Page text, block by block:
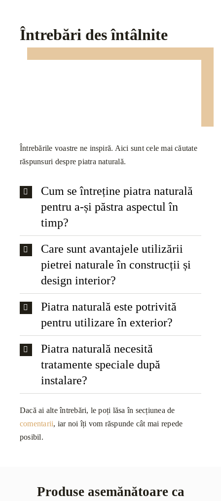
Întrebări des întâlnite
Întrebările voastre ne inspiră. Aici sunt cele mai căutate
răspunsuri despre piatra naturală.
Cum se întreține piatra naturală
pentru a-și păstra aspectul în
timp?
Care sunt avantajele utilizării
pietrei naturale în construcții și
design interior?
Piatra naturală este potrivită
pentru utilizare în exterior?
Piatra naturală necesită
tratamente speciale după
instalare?
Dacă ai alte întrebări, le poți lăsa în secțiunea de
comentarii, iar noi îți vom răspunde cât mai repede
posibil.
Produse asemănătoare ca